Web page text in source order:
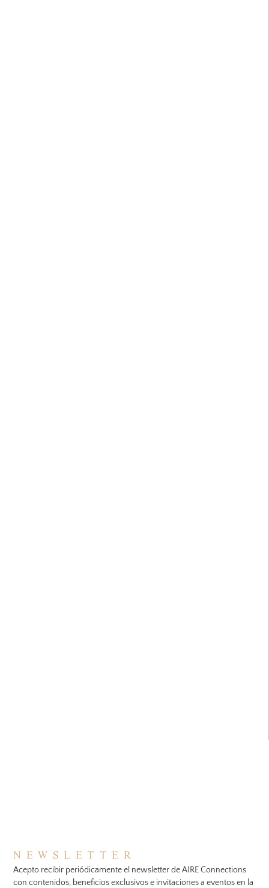
NEWSLETTER
Acepto recibir periódicamente el newsletter de AIRE Connections
con contenidos, beneficios exclusivos e invitaciones a eventos en la